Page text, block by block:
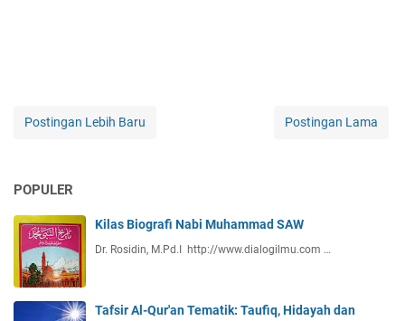
Postingan Lebih Baru Postingan Lama
POPULER
Kilas Biografi Nabi Muhammad SAW
Dr. Rosidin, M.Pd.I http://www.dialogilmu.com …
Tafsir Al-Qur'an Tematik: Taufiq, Hidayah dan